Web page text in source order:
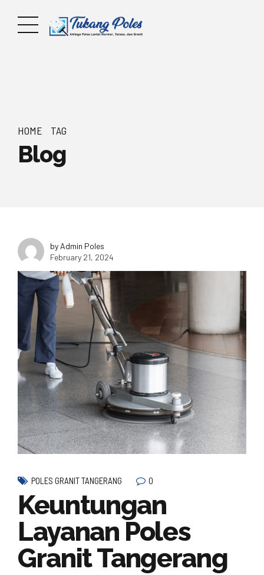
HOME TAG
Blog
by Admin Poles
February 21, 2024
POLES GRANIT TANGERANG 0
Keuntungan
Layanan Poles
Granit Tangerang